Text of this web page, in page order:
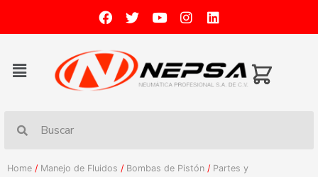
Home / Manejo de Fluidos / Bombas de Pistón / Partes y